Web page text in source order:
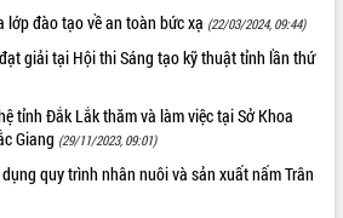
chế
gặp
Chí
liệt sĩ
lớp đào tạo về an toàn bức xạ (22/03/2024, 09:44)
giải tại Hội thi Sáng tạo kỹ thuật tỉnh lần thứ
tỉnh Đắk Lắk thăm và làm việc tại Sở Khoa
Giang (29/11/2023, 09:01)
quy trình nhân nuôi và sản xuất nấm Trân